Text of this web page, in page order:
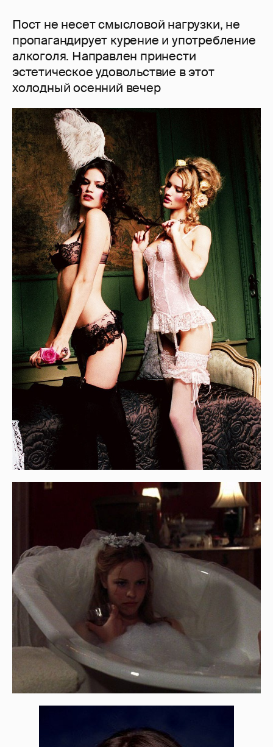
Пост не несет смысловой нагрузки, не
пропагандирует курение и употребление
алкоголя. Направлен принести
эстетическое удовольствие в этот
холодный осенний вечер